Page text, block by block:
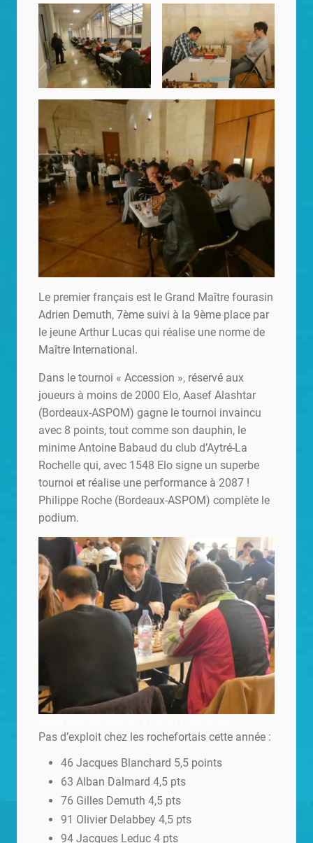
Le premier français est le Grand Maître fourasin
Adrien Demuth, 7ème suivi à la 9ème place par
le jeune Arthur Lucas qui réalise une norme de
Maître International.
Dans le tournoi « Accession », réservé aux
joueurs à moins de 2000 Elo, Aasef Alashtar
(Bordeaux-ASPOM) gagne le tournoi invaincu
avec 8 points, tout comme son dauphin, le
minime Antoine Babaud du club d’Aytré-La
Rochelle qui, avec 1548 Elo signe un superbe
tournoi et réalise une performance à 2087 !
Philippe Roche (Bordeaux-ASPOM) complète le
podium.
Pas d’exploit chez les rochefortais cette année :
46 Jacques Blanchard 5,5 points
63 Alban Dalmard 4,5 pts
76 Gilles Demuth 4,5 pts
91 Olivier Delabbey 4,5 pts
94 Jacques Leduc 4 pts